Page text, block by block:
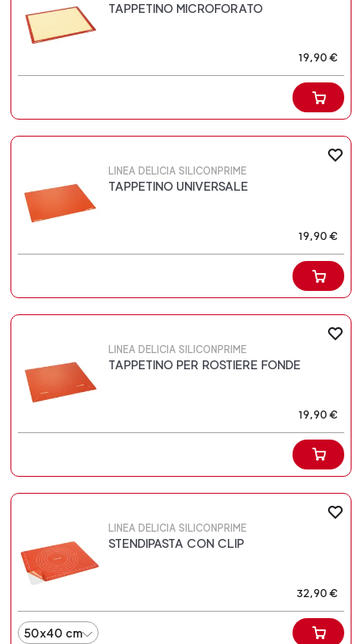
TAPPETINO MICROFORATO
19,90 €
LINEA DELICIA SILICONPRIME
TAPPETINO UNIVERSALE
19,90 €
LINEA DELICIA SILICONPRIME
TAPPETINO PER ROSTIERE FONDE
19,90 €
LINEA DELICIA SILICONPRIME
STENDIPASTA CON CLIP
32,90 €
50x40 cm